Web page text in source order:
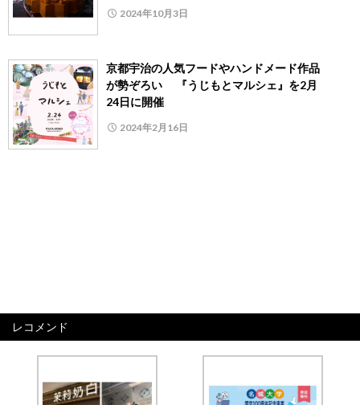
2024年10月3日
京都宇治の人気フードやハンドメード作品
が勢ぞろい 『うじもとマルシェ』を2月
24日に開催
2024年2月16日
レコメンド